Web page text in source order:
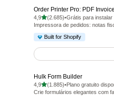
Order Printer Pro: PDF Invoice
4,9de 5 estrelas
(2.685)
2685 avaliações ao todo
•Grátis para instalar
Impressora de pedidos: notas
Built for Shopify
Hulk Form Builder
4,9de 5 estrelas
(1.885)
1885 avaliações ao todo
•Plano gratuito
Crie formulários elegantes com